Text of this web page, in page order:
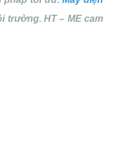
trường. HT – ME cam